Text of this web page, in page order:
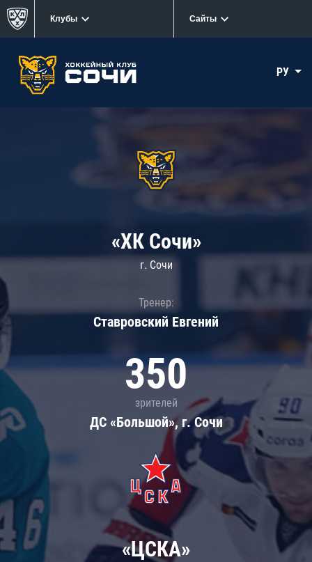
Клубы Сайты
РУ
«ХК Сочи»
г. Сочи
Тренер:
Ставровский Евгений
350
зрителей
ДС «Большой», г. Сочи
«ЦСКА»